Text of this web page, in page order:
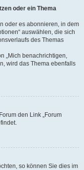
oder ein Thema
oder es abonnieren, in dem
auswählen, die sich
des Themas
„Mich benachrichtigen,
wird das Thema ebenfalls
den Link „Forum
so können Sie dies im